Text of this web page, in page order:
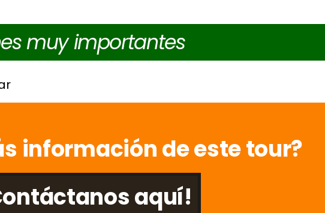
muy importantes
información de este tour?
aquí!